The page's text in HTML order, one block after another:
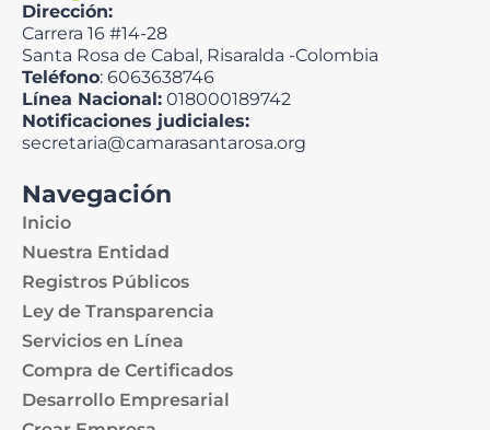
Dirección:
Carrera 16 #14-28
Santa Rosa de Cabal, Risaralda -Colombia
Teléfono: 6063638746
Línea Nacional: 018000189742
Notificaciones judiciales:
secretaria@camarasantarosa.org
Navegación
Inicio
Nuestra Entidad
Registros Públicos
Ley de Transparencia
Servicios en Línea
Compra de Certificados
Desarrollo Empresarial